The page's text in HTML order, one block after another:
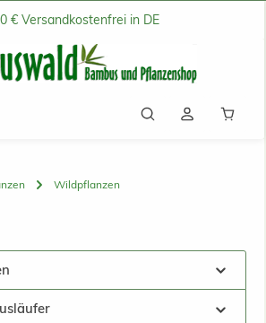
€ Versandkostenfrei in DE
Wildpflanzen